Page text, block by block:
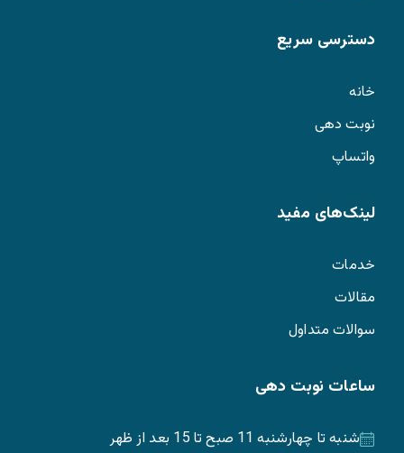
دسترسی سریع
خانه
نوبت دهی
واتساپ
لینک‌های مفید
خدمات
مقالات
سوالات متداول
ساعات نوبت دهی
شنبه تا چهارشنبه 11 صبح تا 15 بعد از ظهر